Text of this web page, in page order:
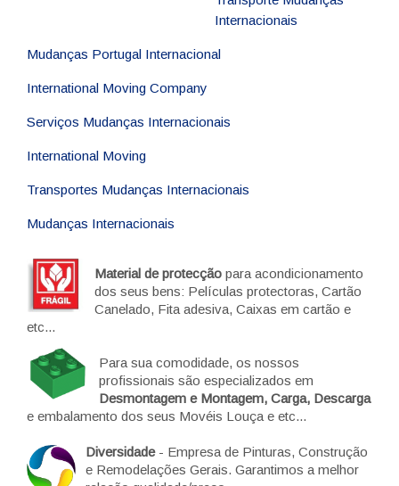
Internacionais
Mudanças Portugal Internacional
International Moving Company
Serviços Mudanças Internacionais
International Moving
Transportes Mudanças Internacionais
Mudanças Internacionais
Material de protecção para acondicionamento
dos seus bens: Películas protectoras, Cartão
Canelado, Fita adesiva, Caixas em cartão e
etc...
Para sua comodidade, os nossos
profissionais são especializados em
Desmontagem e Montagem, Carga, Descarga
e embalamento dos seus Movéis Louça e etc...
Diversidade- Empresa de Pinturas, Construção
e Remodelações Gerais. Garantimos a melhor